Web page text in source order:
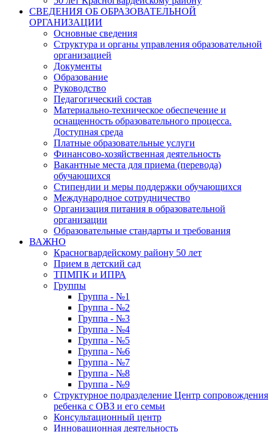
СВЕДЕНИЯ ОБ ОБРАЗОВАТЕЛЬНОЙ
ОРГАНИЗАЦИИ
Основные сведения
Структура и органы управления образовательной
организацией
Документы
Образование
Руководство
Педагогический состав
Материально-техническое обеспечение и
оснащенность образовательного процесса.
Доступная среда
Платные образовательные услуги
Финансово-хозяйственная деятельность
Вакантные места для приема (перевода)
обучающихся
Стипендии и меры поддержки обучающихся
Международное сотрудничество
Организация питания в образовательной
организации
Образовательные стандарты и требования
ВАЖНО
Красногвардейскому району 50 лет
Прием в детский сад
ТПМПК и ИПРА
Группы
Группа - №1
Группа - №2
Группа - №3
Группа - №4
Группа - №5
Группа - №6
Группа - №7
Группа - №8
Группа - №9
Структурное подразделение Центр сопровождения
ребенка с ОВЗ и его семьи
Консультационный центр
Инновационная деятельность